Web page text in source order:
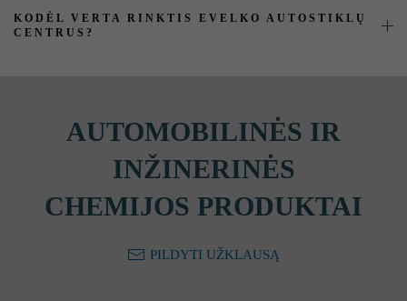
KODĖL VERTA RINKTIS EVELKO AUTOSTIKLŲ
CENTRUS?
AUTOMOBILINĖS IR
INŽINERINĖS
CHEMIJOS PRODUKTAI
PILDYTI UŽKLAUSĄ